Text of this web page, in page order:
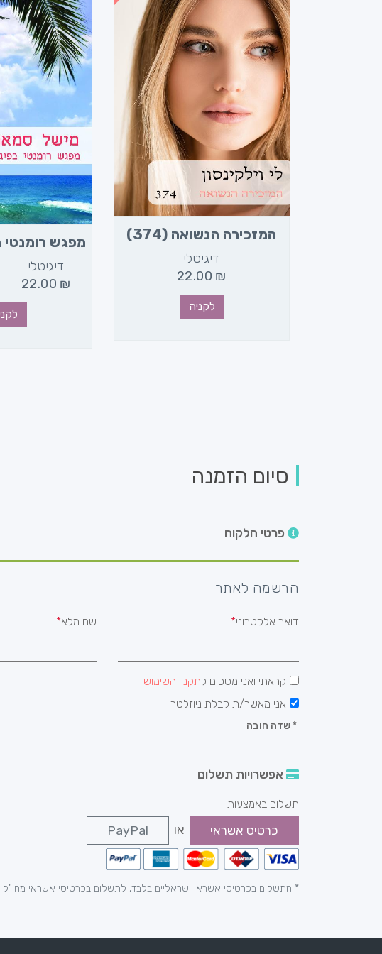
מפגש רומנטי
דיגיטלי
22.00 ₪
המזכירה הנשואה (374)
דיגיטלי
22.00 ₪
לקניה
סיום הזמנה
פרטי הלקוח
הרשמה לאתר
דואר אלקטרוני שם מלא
קראתי ואני מסכים לתקנון השימוש
אני מאשר/ת קבלת ניוזלטר
*שדה חובה
אפשרויות תשלום
תשלום באמצעות
כרטיס אשראי או PayPal
* התשלום בכרטיסי אשראי ישראליים בלבד, לתשלום בכרטיסי אשראי